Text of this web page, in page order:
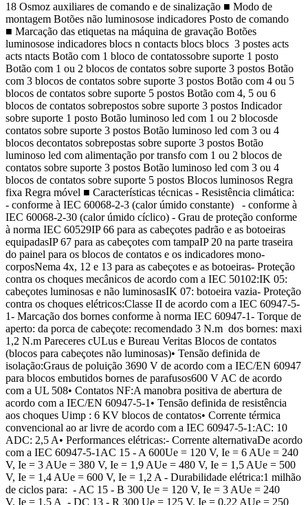
18 Osmoz auxiliares de comando e de sinalização ■ Modo de
montagem Botões não luminosose indicadores Posto de comando
■ Marcação das etiquetas na máquina de gravação Botões
luminosose indicadores blocs n contacts blocs blocs 3 postes acts
acts ntacts Botão com 1 bloco de contatossobre suporte 1 posto
Botão com 1 ou 2 blocos de contatos sobre suporte 3 postos Botão
com 3 blocos de contatos sobre suporte 3 postos Botão com 4 ou 5
blocos de contatos sobre suporte 5 postos Botão com 4, 5 ou 6
blocos de contatos sobrepostos sobre suporte 3 postos Indicador
sobre suporte 1 posto Botão luminoso led com 1 ou 2 blocosde
contatos sobre suporte 3 postos Botão luminoso led com 3 ou 4
blocos decontatos sobrepostas sobre suporte 3 postos Botão
luminoso led com alimentação por transfo com 1 ou 2 blocos de
contatos sobre suporte 3 postos Botão luminoso led com 3 ou 4
blocos de contatos sobre suporte 5 postos Blocos luminosos Regra
fixa Regra móvel ■ Características técnicas - Resistência climática:
- conforme à IEC 60068-2-3 (calor úmido constante) - conforme à
IEC 60068-2-30 (calor úmido cíclico) - Grau de proteção conforme
à norma IEC 60529IP 66 para as cabeçotes padrão e as botoeiras
equipadasIP 67 para as cabeçotes com tampaIP 20 na parte traseira
do painel para os blocos de contatos e os indicadores mono-
corposNema 4x, 12 e 13 para as cabeçotes e as botoeiras- Proteção
contra os choques mecânicos de acordo com a IEC 50102:IK 05:
cabeçotes luminosas e não luminosasIK 07: botoeira vazia- Proteção
contra os choques elétricos:Classe II de acordo com a IEC 60947-5-
1- Marcação dos bornes conforme à norma IEC 60947-1- Torque de
aperto: da porca de cabeçote: recomendado 3 N.m dos bornes: maxi
1,2 N.m Pareceres cULus e Bureau Veritas Blocos de contatos
(blocos para cabeçotes não luminosas)• Tensão definida de
isolação:Graus de poluição 3690 V de acordo com a IEC/EN 60947
para blocos embutidos bornes de parafusos600 V AC de acordo
com a UL 508• Contatos NF:A manobra positiva de abertura de
acordo com a IEC/EN 60947-5-1• Tensão definida de resistência
aos choques Uimp : 6 KV blocos de contatos• Corrente térmica
convencional ao ar livre de acordo com a IEC 60947-5-1:AC: 10
ADC: 2,5 A• Performances elétricas:- Corrente alternativaDe acordo
com a IEC 60947-5-1AC 15 - A 600Ue = 120 V, Ie = 6 AUe = 240
V, Ie = 3 AUe = 380 V, Ie = 1,9 AUe = 480 V, Ie = 1,5 AUe = 500
V, Ie = 1,4 AUe = 600 V, Ie = 1,2 A - Durabilidade elétrica:1 milhão
de ciclos para: - AC 15 - B 300 Ue = 120 V, Ie = 3 AUe = 240
V, Ie = 1,5 A - DC 13 - R 300 Ue = 125 V, Ie = 0,22 AUe = 250